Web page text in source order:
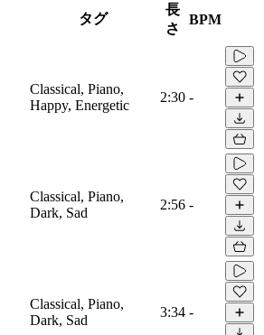
タグ
長
さ
BPM
Classical, Piano,
Happy, Energetic
2:30 -
Classical, Piano,
Dark, Sad
2:56 -
Classical, Piano,
Dark, Sad
3:34 -